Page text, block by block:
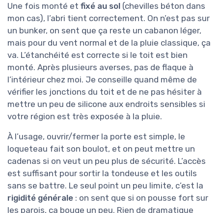
Une fois monté et fixé au sol (chevilles béton dans
mon cas), l’abri tient correctement. On n’est pas sur
un bunker, on sent que ça reste un cabanon léger,
mais pour du vent normal et de la pluie classique, ça
va. L’étanchéité est correcte si le toit est bien
monté. Après plusieurs averses, pas de flaque à
l’intérieur chez moi. Je conseille quand même de
vérifier les jonctions du toit et de ne pas hésiter à
mettre un peu de silicone aux endroits sensibles si
votre région est très exposée à la pluie.
À l’usage, ouvrir/fermer la porte est simple, le
loqueteau fait son boulot, et on peut mettre un
cadenas si on veut un peu plus de sécurité. L’accès
est suffisant pour sortir la tondeuse et les outils
sans se battre. Le seul point un peu limite, c’est la
rigidité générale : on sent que si on pousse fort sur
les parois, ça bouge un peu. Rien de dramatique